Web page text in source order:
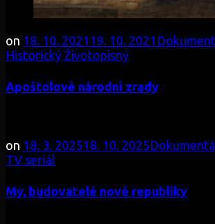
on 18. 10. 2021 19. 10. 2021
Historický Životopisný
Apoštolové národní zrady
on 18. 3. 202518. 10. 2025
TV seriál
My, budovatelé nové republiky